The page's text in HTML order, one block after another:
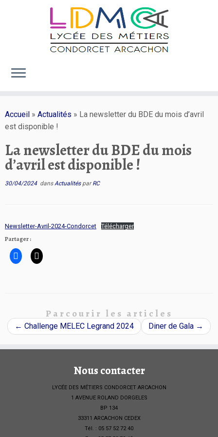
au
contenu
Accueil » Actualités » La newsletter du BDE du mois d’avril
est disponible !
La newsletter du BDE du mois
d’avril est disponible !
30/04/2024dansActualités parRC
Newsletter-Avril-2024-Condorcet Télécharger
Partager :
Parcourir les articles
← Challenge MELEC Legrand 2024 Diner de Gala →
Nous contacter
LYCÉE DES MÉTIERS CONDORCET ARCACHON
1 AVENUE ROLAND DORGELES
BP 134
33311 ARCACHON CEDEX
Tél. : 05 57 52 72 40